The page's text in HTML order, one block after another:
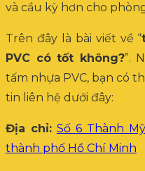
và cầu kỳ hơn cho
Trên đây là bài viết về “
PVC có tốt không?”.
tấm nhựa PVC, bạn có
tin liên hệ dưới đây:
Địa chỉ: Số 6 Thành
thành phố Hồ Chí Minh